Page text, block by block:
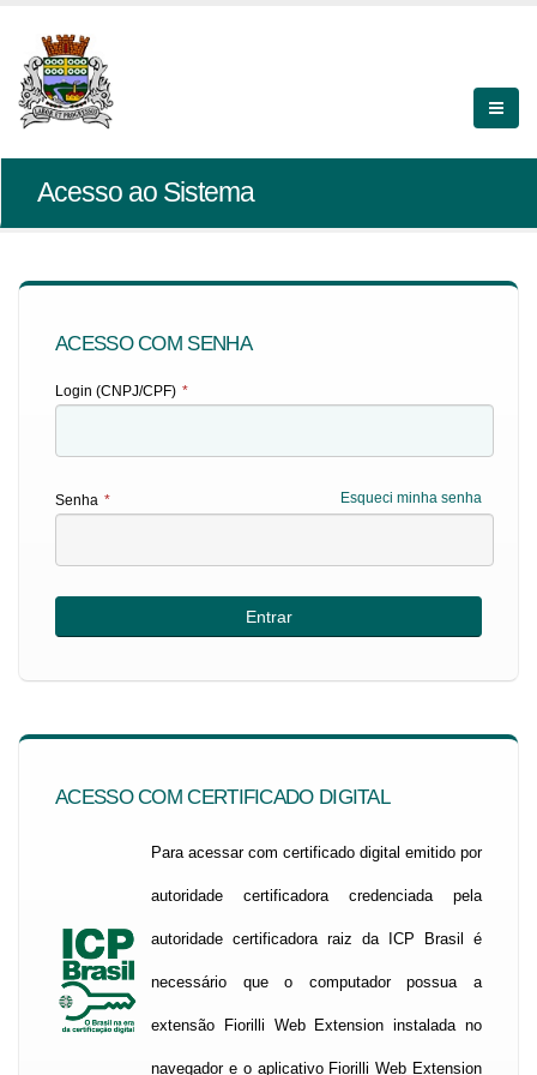
Acesso ao Sistema
ACESSO COM SENHA
Login (CNPJ/CPF) *
Esqueci minha senha
Senha *
ACESSO COM CERTIFICADO DIGITAL
Para acessar com certificado digital emitido por
autoridade certificadora credenciada pela
autoridade certificadora raiz da ICP Brasil é
necessário que o computador possua a
extensão Fiorilli Web Extension instalada no
navegador e o aplicativo Fiorilli Web Extension